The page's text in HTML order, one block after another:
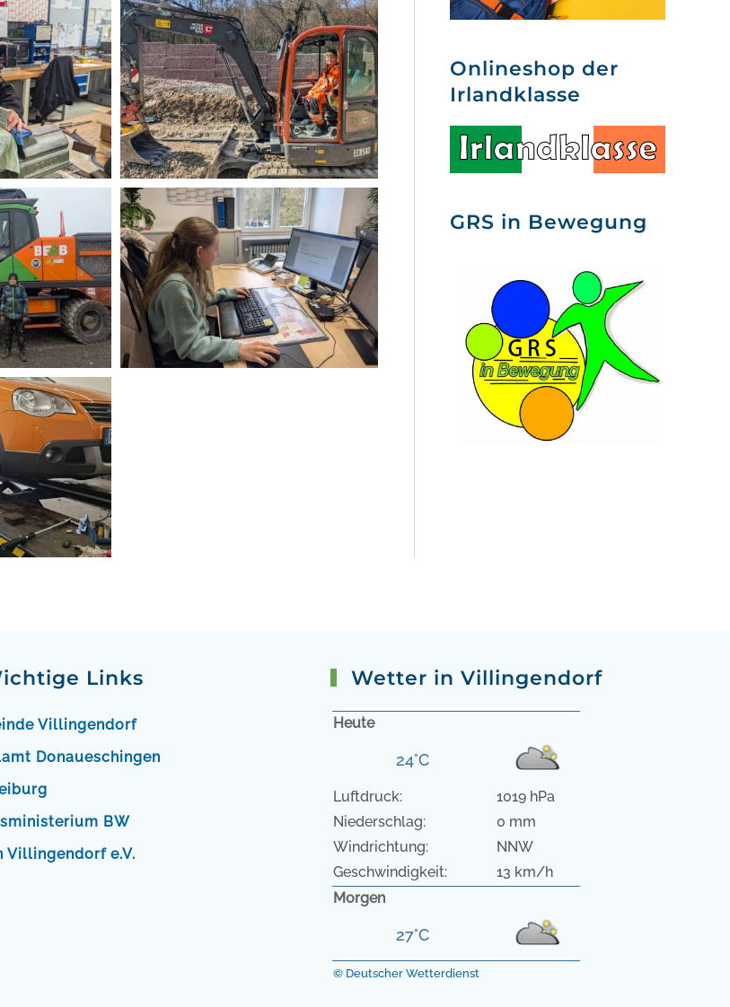
Onlineshop der
Irlandklasse
GRS in Bewegung
Links
Villingendorf
Donaueschingen
BW
Villingendorf e.V.
Wetter in Villingendorf
Heute
24°C
Luftdruck:
1019 hPa
Niederschlag:
0 mm
Windrichtung:
NNW
Geschwindigkeit:
13 km/h
Morgen
27°C
© Deutscher Wetterdienst